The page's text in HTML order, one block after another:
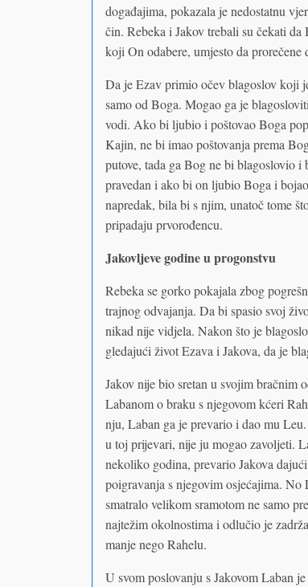
događajima, pokazala je nedostatnu
čin. Rebeka i Jakov trebali su čekati
koji On odabere, umjesto da
Da je Ezav primio očev blagoslov koji
samo od Boga. Mogao ga je
vodi. Ako bi ljubio i poštovao Boga
Kajin, ne bi imao poštovanja prema
putove, tada ga Bog ne bi blagoslovio
pravedan i ako bi on ljubio Boga i
napredak, bila bi s njim, unatoč tome
pripadaju prvorođencu.
Jakovljeve godine u progonstvu
Rebeka se gorko pokajala zbog
trajnog odvajanja. Da bi spasio svoj
nikad nije vidjela. Nakon što je
gledajući život Ezava i Jakova, da je
Jakov nije bio sretan u svojim bračnim
Labanom o braku s njegovom kćeri
nju, Laban ga je prevario i dao mu
u toj prijevari, nije ju mogao zavoljeti.
nekoliko godina, prevario Jakova
poigravanja s njegovim osjećajima. No
smatralo velikom sramotom ne samo
najtežim okolnostima i odlučio je
manje nego Rahelu.
U svom poslovanju s Jakovom Laban